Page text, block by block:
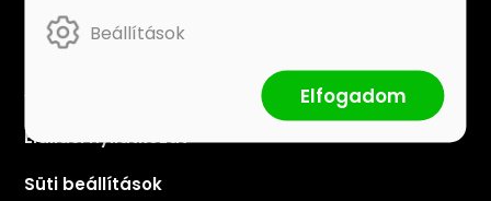
Általános Szerződési Feltételek
Adatkezelési tájékoztató
Elállási nyilatkozat
Süti beállítások
Beállítások
Elfogadom